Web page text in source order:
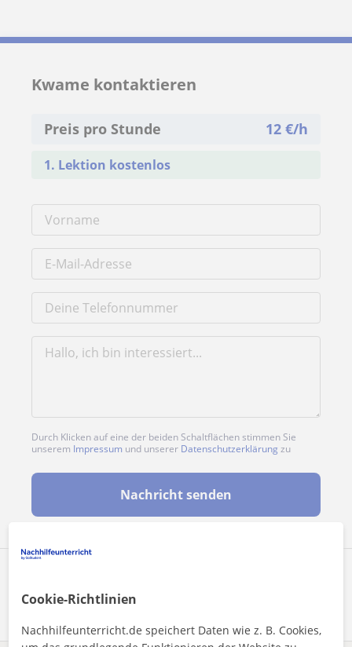
Kwame kontaktieren
Preis pro Stunde 12€/h
1. Lektion kostenlos
Durch Klicken auf eine der beiden Schaltflächen stimmen Sie
unserem Impressum und unserer Datenschutzerklärung zu
Nachricht senden
Cookie-Richtlinien
Nachhilfeunterricht.de speichert Daten wie z. B. Cookies,